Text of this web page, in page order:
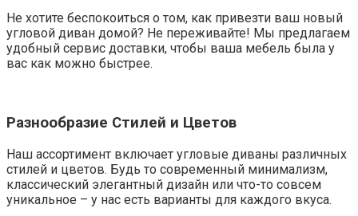
Не хотите беспокоиться о том, как привезти ваш новый
угловой диван домой? Не переживайте! Мы предлагаем
удобный сервис доставки, чтобы ваша мебель была у
вас как можно быстрее.
Разнообразие Стилей и Цветов
Наш ассортимент включает угловые диваны различных
стилей и цветов. Будь то современный минимализм,
классический элегантный дизайн или что-то совсем
уникальное – у нас есть варианты для каждого вкуса.